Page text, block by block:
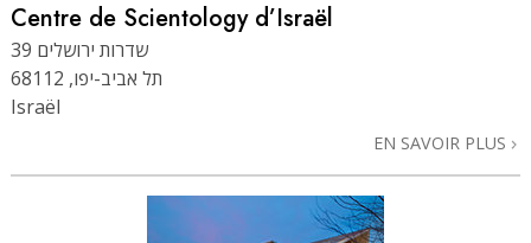
Centre de Scientology d’Israël
שדרות ירושלים 39
תל אביב-יפו, 68112
Israël
EN SAVOIR PLUS